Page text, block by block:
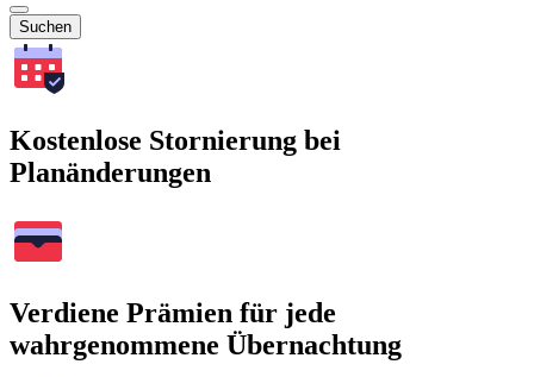
Suchen
Kostenlose Stornierung bei
Planänderungen
Verdiene Prämien für jede
wahrgenommene Übernachtung